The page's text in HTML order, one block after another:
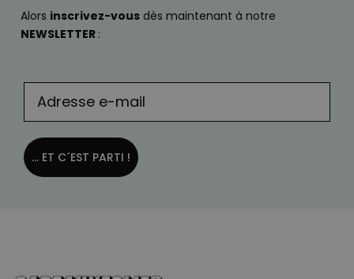
Alors inscrivez-vous dès maintenant à notre
NEWSLETTER :
... ET C´EST PARTI !